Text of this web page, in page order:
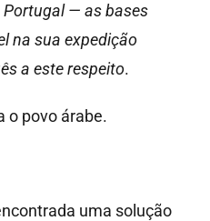
Portugal — as bases
na sua expedição
a este respeito.
o povo árabe.
uma solução